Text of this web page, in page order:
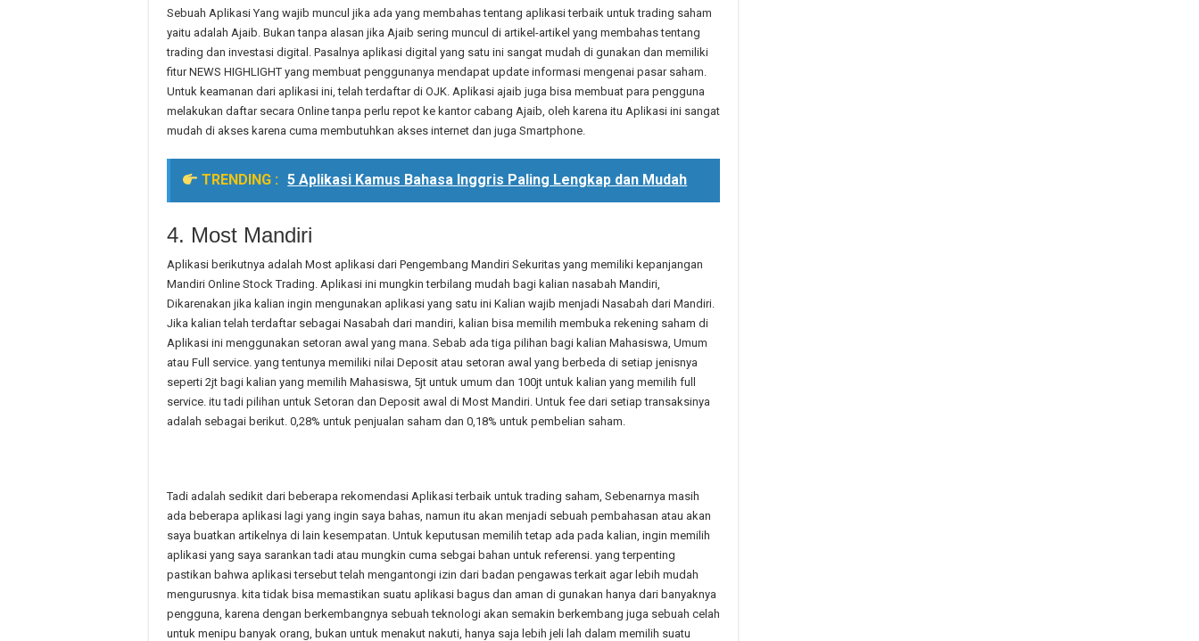
Sebuah Aplikasi Yang wajib muncul jika ada yang membahas tentang aplikasi terbaik untuk trading saham
yaitu adalah Ajaib. Bukan tanpa alasan jika Ajaib sering muncul di artikel-artikel yang membahas tentang
trading dan investasi digital. Pasalnya aplikasi digital yang satu ini sangat mudah di gunakan dan memiliki
fitur NEWS HIGHLIGHT yang membuat penggunanya mendapat update informasi mengenai pasar saham.
Untuk keamanan dari aplikasi ini, telah terdaftar di OJK. Aplikasi ajaib juga bisa membuat para pengguna
melakukan daftar secara Online tanpa perlu repot ke kantor cabang Ajaib, oleh karena itu Aplikasi ini sangat
mudah di akses karena cuma membutuhkan akses internet dan juga Smartphone.
TRENDING : 5 Aplikasi Kamus Bahasa Inggris Paling Lengkap dan Mudah
4. Most Mandiri
Aplikasi berikutnya adalah Most aplikasi dari Pengembang Mandiri Sekuritas yang memiliki kepanjangan
Mandiri Online Stock Trading. Aplikasi ini mungkin terbilang mudah bagi kalian nasabah Mandiri,
Dikarenakan jika kalian ingin mengunakan aplikasi yang satu ini Kalian wajib menjadi Nasabah dari Mandiri.
Jika kalian telah terdaftar sebagai Nasabah dari mandiri, kalian bisa memilih membuka rekening saham di
Aplikasi ini menggunakan setoran awal yang mana. Sebab ada tiga pilihan bagi kalian Mahasiswa, Umum
atau Full service. yang tentunya memiliki nilai Deposit atau setoran awal yang berbeda di setiap jenisnya
seperti 2jt bagi kalian yang memilih Mahasiswa, 5jt untuk umum dan 100jt untuk kalian yang memilih full
service. itu tadi pilihan untuk Setoran dan Deposit awal di Most Mandiri. Untuk fee dari setiap transaksinya
adalah sebagai berikut. 0,28% untuk penjualan saham dan 0,18% untuk pembelian saham.
Tadi adalah sedikit dari beberapa rekomendasi Aplikasi terbaik untuk trading saham, Sebenarnya masih
ada beberapa aplikasi lagi yang ingin saya bahas, namun itu akan menjadi sebuah pembahasan atau akan
saya buatkan artikelnya di lain kesempatan. Untuk keputusan memilih tetap ada pada kalian, ingin memilih
aplikasi yang saya sarankan tadi atau mungkin cuma sebgai bahan untuk referensi. yang terpenting
pastikan bahwa aplikasi tersebut telah mengantongi izin dari badan pengawas terkait agar lebih mudah
mengurusnya. kita tidak bisa memastikan suatu aplikasi bagus dan aman di gunakan hanya dari banyaknya
pengguna, karena dengan berkembangnya sebuah teknologi akan semakin berkembang juga sebuah celah
untuk menipu banyak orang, bukan untuk menakut nakuti, hanya saja lebih jeli lah dalam memilih suatu